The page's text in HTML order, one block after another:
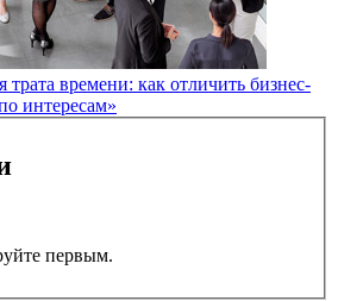
трата времени: как отличить бизнес-
интересам»
первым.